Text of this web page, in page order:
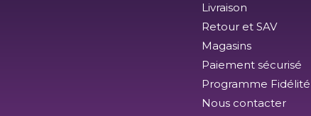
Livraison
Retour et SAV
Magasins
Paiement sécurisé
Programme Fidélité
Nous contacter